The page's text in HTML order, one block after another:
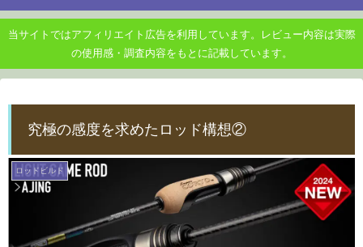
当サイトではアフィリエイト広告を利用しています。レビュー内容は実際
の使用感・調査内容をもとに記載しています。
究極の感度を求めたロッド構想②
ロッドビルド